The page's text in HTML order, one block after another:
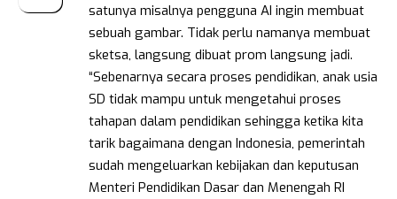
satunya misalnya pengguna AI ingin membuat
sebuah gambar. Tidak perlu namanya membuat
sketsa, langsung dibuat prom langsung jadi.
“Sebenarnya secara proses pendidikan, anak usia
SD tidak mampu untuk mengetahui proses
tahapan dalam pendidikan sehingga ketika kita
tarik bagaimana dengan Indonesia, pemerintah
sudah mengeluarkan kebijakan dan keputusan
Menteri Pendidikan Dasar dan Menengah RI